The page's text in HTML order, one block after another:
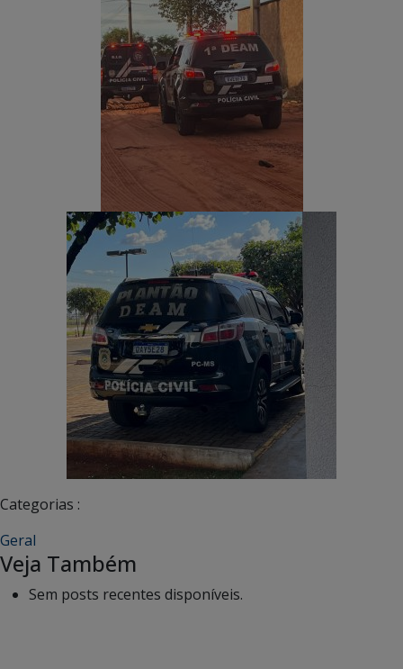
Categorias :
Geral
Veja Também
Sem posts recentes disponíveis.